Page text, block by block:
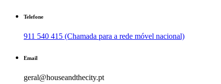
Telefone
911 540 415 (Chamada para a rede móvel nacional)
Email
geral@houseandthecity.pt